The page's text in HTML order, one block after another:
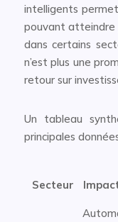
intelligents
pouvant atteindre
dans certains
n’est plus une
retour sur
Un tableau
principales
Secteur